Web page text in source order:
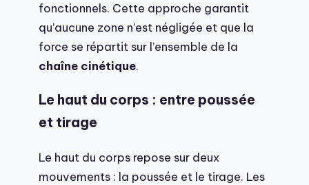
fonctionnels. Cette approche garantit
qu’aucune zone n’est négligée et que la
force se répartit sur l’ensemble de la
chaîne cinétique.
Le haut du corps : entre poussée
et tirage
Le haut du corps repose sur deux
mouvements : la poussée et le tirage. Les